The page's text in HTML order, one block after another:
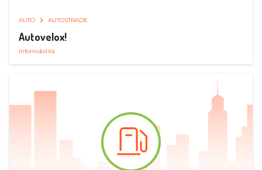
AUTO AUTOSTRADE
Autovelox!
Infomobilità